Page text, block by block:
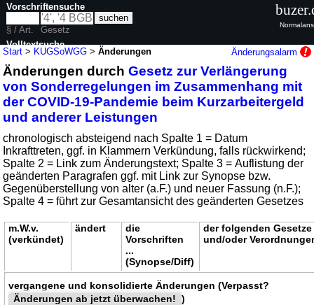
Start > KUGSoWGG >Änderungen Änderungsalarm
Änderungen durchGesetz zur Verlängerung
von Sonderregelungen im Zusammenhang mit
der COVID-19-Pandemie beim Kurzarbeitergeld
und anderer Leistungen
chronologisch absteigend nach Spalte 1 = Datum
Inkrafttreten, ggf. in Klammern Verkündung, falls rückwirkend;
Spalte 2 = Link zum Änderungstext; Spalte 3 = Auflistung der
geänderten Paragrafen ggf. mit Link zur Synopse bzw.
Gegenüberstellung von alter (a.F.) und neuer Fassung (n.F.);
Spalte 4 = führt zur Gesamtansicht des geänderten Gesetzes
m.W.v.
(verkündet)
ändert
die
Vorschriften
...
(Synopse/Diff)
der folgenden Gesetze
und/oder
vergangene und konsolidierte Änderungen (Verpasst?
Änderungen ab jetzt überwachen! )
Vorschriftensuche
§ / Art.
Gesetz
Volltextsuche
nur in KUGSoWGG